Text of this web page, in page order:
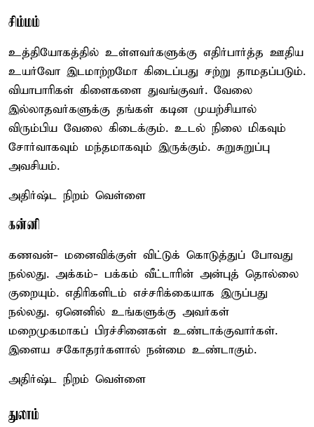
சிம்மம்
உத்தியோகத்தில் உள்ளவர்களுக்கு எதிர்பார்த்த ஊதிய
உயர்வோ இடமாற்றமோ கிடைப்பது சற்று தாமதப்படும்.
வியாபாரிகள் கிளைகளை துவங்குவர். வேலை
இல்லாதவர்களுக்கு தங்கள் கடின முயற்சியால்
விரும்பிய வேலை கிடைக்கும். உடல் நிலை மிகவும்
சோர்வாகவும் மந்தமாகவும் இருக்கும். சுறுசுறுப்பு
அவசியம்.
அதிர்ஷ்ட நிறம் வெள்ளை
கன்னி
கணவன்- மனைவிக்குள் விட்டுக் கொடுத்துப் போவது
நல்லது. அக்கம்- பக்கம் வீட்டாரின் அன்புத் தொல்லை
குறையும். எதிரிகளிடம் எச்சரிக்கையாக இருப்பது
நல்லது. ஏனெனில் உங்களுக்கு அவர்கள்
மறைமுகமாகப் பிரச்சினைகள் உண்டாக்குவார்கள்.
இளைய சகோதரர்களால் நன்மை உண்டாகும்.
அதிர்ஷ்ட நிறம் வெள்ளை
துலாம்